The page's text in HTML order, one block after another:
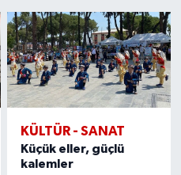
KÜLTÜR - SANAT
Küçük eller, güçlü
kalemler